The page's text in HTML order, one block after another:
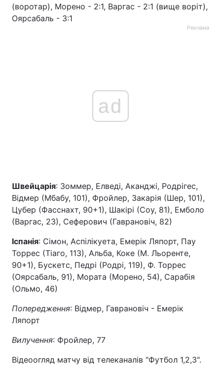
(воротар), Морено - 2:1, Варгас - 2:1 (вище воріт),
Оярсабаль - 3:1
Реклама
ad
Швейцарія: Зоммер, Елведі, Аканджі, Родрігес,
Відмер (Мбабу, 101), Фройлер, Закарія (Шер, 101),
Цубер (Фасснахт, 90+1), Шакірі (Соу, 81), Емболо
(Варгас, 23), Сеферович (Гаврановіч, 82)
Іспанія: Сімон, Аспілікуета, Емерік Ляпорт, Пау
Торрес (Тіаго, 113), Альба, Коке (М. Льоренте,
90+1), Бускетс, Педрі (Родрі, 119), Ф. Торрес
(Оярсабаль, 91), Мората (Морено, 54), Сарабія
(Ольмо, 46)
Попередження: Відмер, Гаврановіч - Емерік
Ляпорт
Вилучення: Фройлер, 77
Відеоогляд матчу від телеканалів "Футбол 1,2,3".